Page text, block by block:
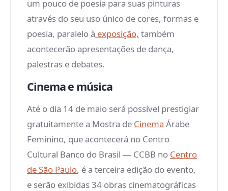
um pouco de poesia para suas pinturas
através do seu uso único de cores, formas e
poesia, paralelo à exposição, também
acontecerão apresentações de dança,
palestras e debates.
Cinema e música
Até o dia 14 de maio será possível prestigiar
gratuitamente a Mostra de Cinema Árabe
Feminino, que acontecerá no Centro
Cultural Banco do Brasil — CCBB no Centro
de São Paulo, é a terceira edição do evento,
e serão exibidas 34 obras cinematográficas